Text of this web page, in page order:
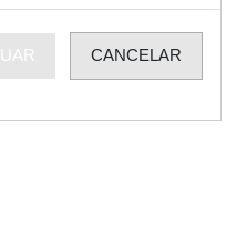
CANCELAR